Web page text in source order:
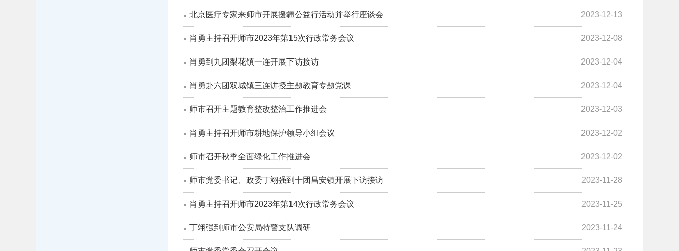
2023-12-13
北京医疗专家来师市开展援疆公益行活动并举行座谈会
2023-12-08
肖勇主持召开师市2023年第15次行政常务会议
2023-12-04
肖勇到九团梨花镇一连开展下访接访
2023-12-04
肖勇赴六团双城镇三连讲授主题教育专题党课
2023-12-03
师市召开主题教育整改整治工作推进会
2023-12-02
肖勇主持召开师市耕地保护领导小组会议
2023-12-02
师市召开秋季全面绿化工作推进会
2023-11-28
师市党委书记、政委丁翊强到十团昌安镇开展下访接访
2023-11-25
肖勇主持召开师市2023年第14次行政常务会议
2023-11-24
丁翊强到师市公安局特警支队调研